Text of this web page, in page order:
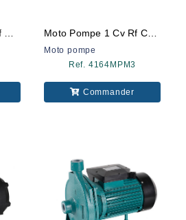
Moto pompe
Ref. 4164MPM3
Commander